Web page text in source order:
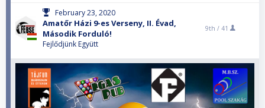
February 23, 2020
Amatőr Házi 9-es Verseny, II. Évad,
Második Forduló!
Fejlődjünk Együtt
9th / 41